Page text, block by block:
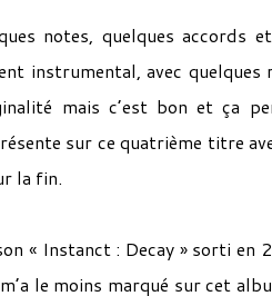
notes, quelques accords
instrumental, avec quelques
mais c’est bon et ça
sur ce quatrième titre
la fin.
« Instanct : Decay » sorti en
le moins marqué sur cet